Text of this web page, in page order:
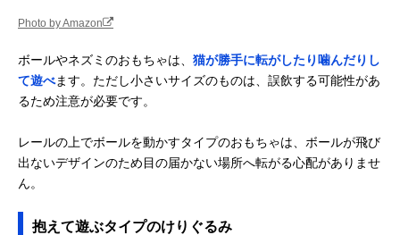
Photo by Amazon
ボールやネズミのおもちゃは、 猫が勝手に転がしたり噛んだりし
て遊べます。ただし小さいサイズのものは、誤飲する可能性があ
るため注意が必要です。
レールの上でボールを動かすタイプのおもちゃは、ボールが飛び
出ないデザインのため目の届かない場所へ転がる心配がありませ
ん。
抱えて遊ぶタイプのけりぐるみ